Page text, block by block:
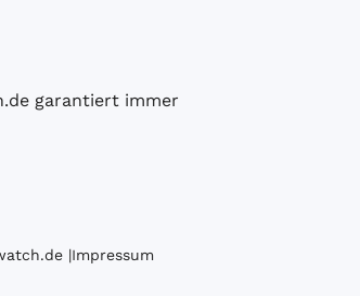
garantiert immer
|Impressum